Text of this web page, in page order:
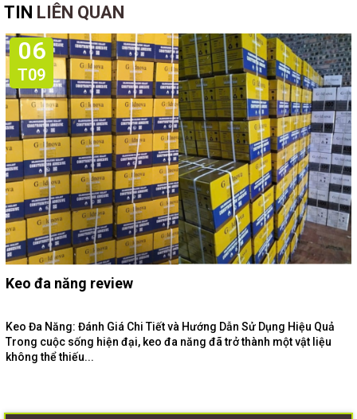
TIN LIÊN QUAN
06
T09
Keo đa năng review
Keo Đa Năng: Đánh Giá Chi Tiết và Hướng Dẫn Sử Dụng Hiệu Quả
Trong cuộc sống hiện đại, keo đa năng đã trở thành một vật liệu
không thể thiếu...